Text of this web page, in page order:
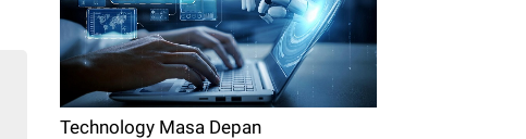
Technology Masa Depan